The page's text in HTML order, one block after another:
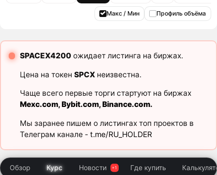
Макс / Мин Профиль объёма
SPACEX4200ожидает листинга на биржах.
Цена на токен SPCXнеизвестна.
Чаще всего первые торги стартуют на биржах
Mexc.com,Bybit.com,Binance.com.
Мы заранее пишем о листингах топ проектов в
Телеграм канале - t.me/RU_HOLDER
Обзор Курс Новости Где купить